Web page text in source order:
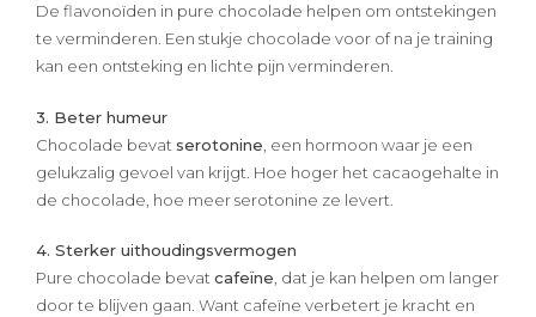
De flavonoïden in pure chocolade helpen om ontstekingen
te verminderen. Een stukje chocolade voor of na je training
kan een ontsteking en lichte pijn verminderen.
3. Beter humeur
Chocolade bevat serotonine , een hormoon waar je een
gelukzalig gevoel van krijgt. Hoe hoger het cacaogehalte in
de chocolade, hoe meer serotonine ze levert.
4. Sterker uithoudingsvermogen
Pure chocolade bevatcafeïne, dat je kan helpen om langer
door te blijven gaan. Want cafeïne verbetert je kracht en